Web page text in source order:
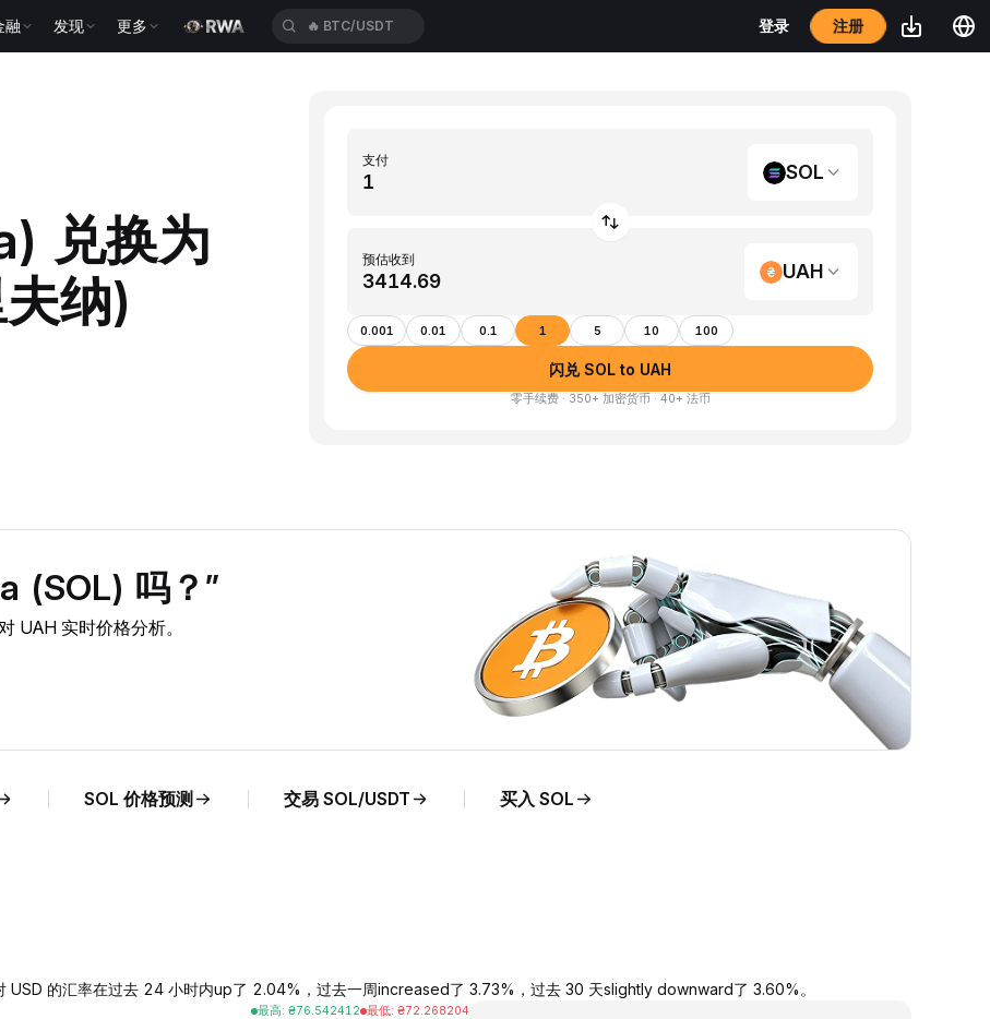
融 发现 更多 🔥 BTC/USDT 登录 注册
兑换为
纳)
支付
SOL
预估收到
UAH
0.001 0.01 0.1 1 5 10 100
闪兑 SOL to UAH
零手续费 · 350+ 加密货币 · 40+ 法币
(SOL) 吗？”
UAH 实时价格分析。
SOL 价格预测 交易 SOL/USDT 买入 SOL
的汇率在过去 24 小时内up了 2.04%，过去一周increased了 3.73%，过去 30 天slightly downward了 3.60%。
最高: ₴76.542412 最低: ₴72.268204